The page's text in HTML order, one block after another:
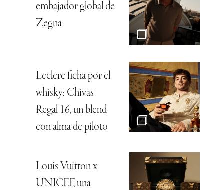
embajador global de
Zegna
Leclerc ficha por el
whisky: Chivas
Regal 16, un blend
con alma de piloto
Louis Vuitton x
UNICEF, una